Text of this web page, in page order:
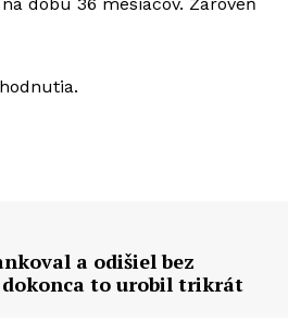
a odišiel bez
to urobil trikrát